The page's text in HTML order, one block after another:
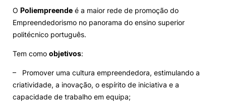
Redes e Parceiros
Eventos e Iniciativas
Contactos
O Poliempreende é a maior rede de promoção do
Empreendedorismo no panorama do ensino superior
politécnico português.
Tem como objetivos:
– Promover uma cultura empreendedora, estimulando a
criatividade, a inovação, o espírito de iniciativa e a
capacidade de trabalho em equipa;